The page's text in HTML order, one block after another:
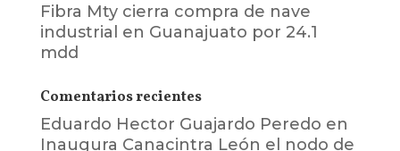
Fibra Mty cierra compra de nave
industrial en Guanajuato por 24.1
mdd
Comentarios recientes
Eduardo Hector Guajardo Peredo en
Inaugura Canacintra León el nodo de